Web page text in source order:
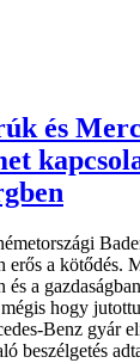
és
a kötődés.
a
hogy
Benz gyár
beszélgetés